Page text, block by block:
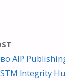
AIP
Integrity